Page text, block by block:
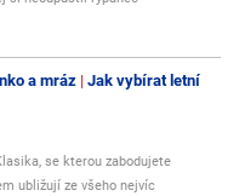
a mráz Jak vybírat letní
se kterou zabodujete
ubližují ze všeho nejvíc